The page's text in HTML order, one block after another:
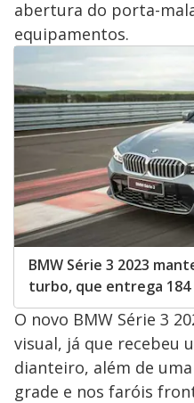
abertura do porta-
equipamentos.
BMW Série 3 2023
turbo, que entrega 184
O novo BMW Série 3
visual, já que recebeu
dianteiro, além de
grade e nos faróis